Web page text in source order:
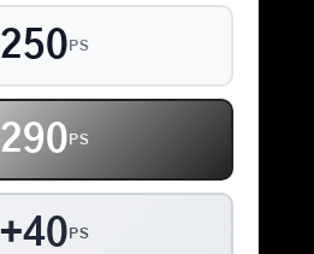
250 PS
290 PS
+40 PS